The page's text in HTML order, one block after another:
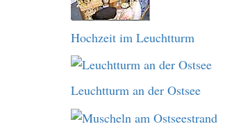
Hochzeit im Leuchtturm
Leuchtturm an der Ostsee